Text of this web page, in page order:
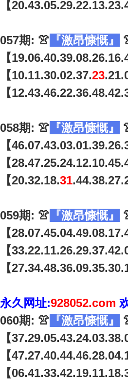
【
057期: 👚 『激昂慷慨』
【
【10.11.30.02.37.23
【
058期: 👚 『激昂慷慨』
【
【
【20.32.18.31
059期: 👚 『激昂慷慨』
【
【
【
永久网址:928052.com
060期: 👚 『激昂慷慨』
【
【
【